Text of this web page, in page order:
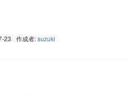
23 作成者:suzuki